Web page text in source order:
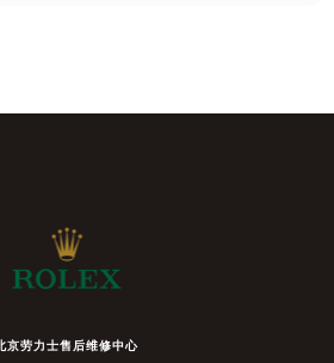
京劳力士售后维修中心